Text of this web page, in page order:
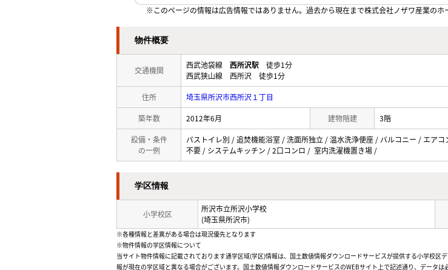
※このページの情報は広告情報ではありません。過去から現在まで株式会社ノザワ産業のホ
物件概要
交通機関
西武池袋線 西所沢駅 徒歩1分
西武狭山線 西所沢 徒歩1分
住所 埼玉県所沢市西所沢１丁目
築年数 2012年6月 建物階建 3階
設備・条件
の一例
バストイレ別 / 追焚機能浴室 / 洗面所独立 / 温水洗浄便座 / バルコニー / エア
不要 / システムキッチン / 2口コンロ / 室内洗濯機置き場 /
学区情報
小学校区
所沢市立所沢小学校
(埼玉県所沢市)
※各種情報と差異がある場合は現況優先となります
※物件情報の学区情報について
当サイト物件情報に記載されております通学区域(学区)情報は、国土数値情報ダウンロードサービスが提供する小学校
報が現在の学区域と異なる場合がございます。国土数値情報ダウンロードサービスのWEBサイト上で記述通り、データ